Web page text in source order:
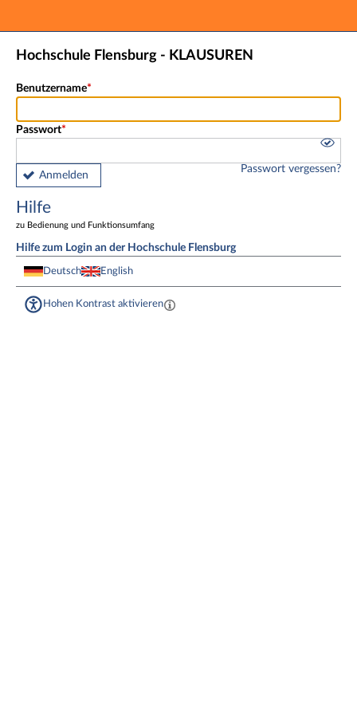
Hauptnavigation
Fußzeile
Hochschule Flensburg - KLAUSUREN
Benutzername
Passwort
Anmelden
Passwort vergessen?
Hilfe
zu Bedienung und Funktionsumfang
Hilfe zum Login an der Hochschule Flensburg
Deutsch English
Hohen Kontrast aktivieren